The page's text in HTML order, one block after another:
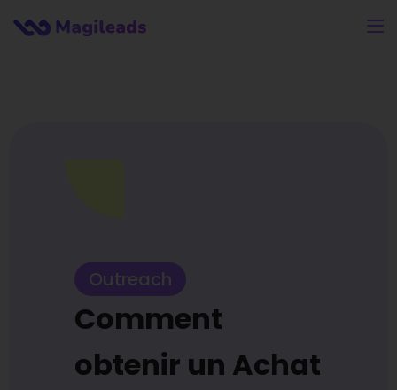
Outreach
Comment
obtenir un Achat